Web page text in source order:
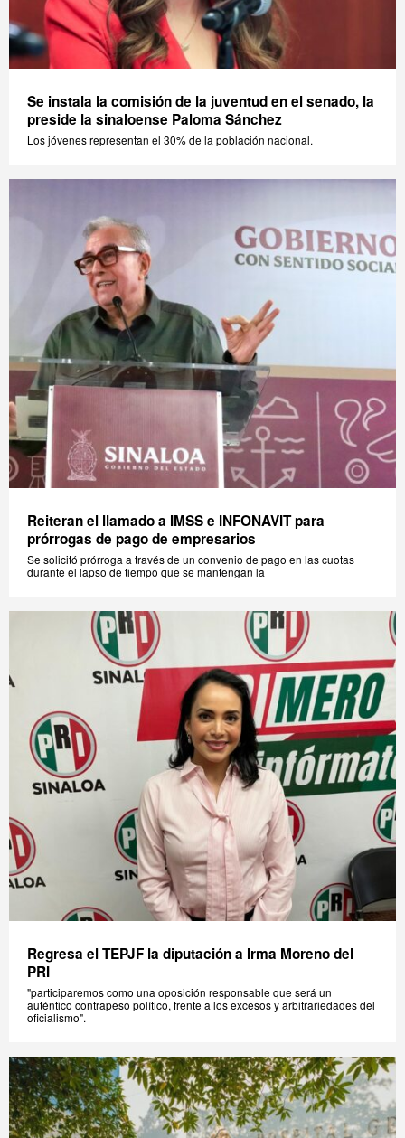
Se instala la comisión de la juventud en el senado, la
preside la sinaloense Paloma Sánchez
Los jóvenes representan el 30% de la población nacional.
Reiteran el llamado a IMSS e INFONAVIT para
prórrogas de pago de empresarios
Se solicitó prórroga a través de un convenio de pago en las cuotas
durante el lapso de tiempo que se mantengan la
Regresa el TEPJF la diputación a Irma Moreno del
PRI
"participaremos como una oposición responsable que será un
auténtico contrapeso político, frente a los excesos y arbitrariedades del
oficialismo".